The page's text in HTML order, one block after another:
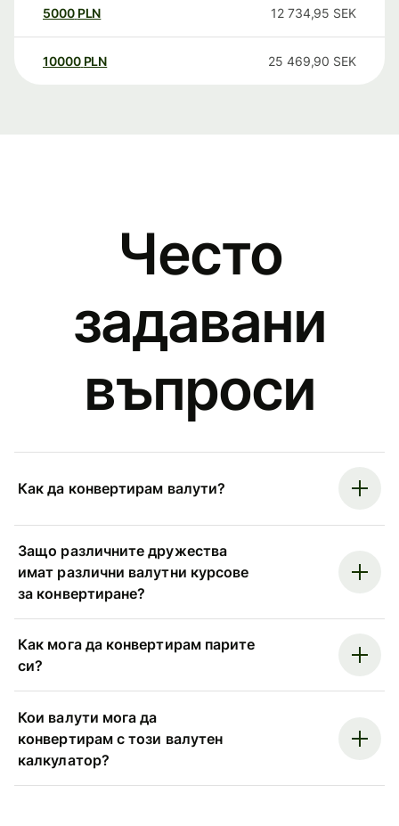
5000 PLN 12 734,95 SEK
10000 PLN 25 469,90 SEK
Често
задавани
въпроси
Как да конвертирам валути?
Защо различните дружества
имат различни валутни курсове
за конвертиране?
Как мога да конвертирам парите
си?
Кои валути мога да
конвертирам с този валутен
калкулатор?